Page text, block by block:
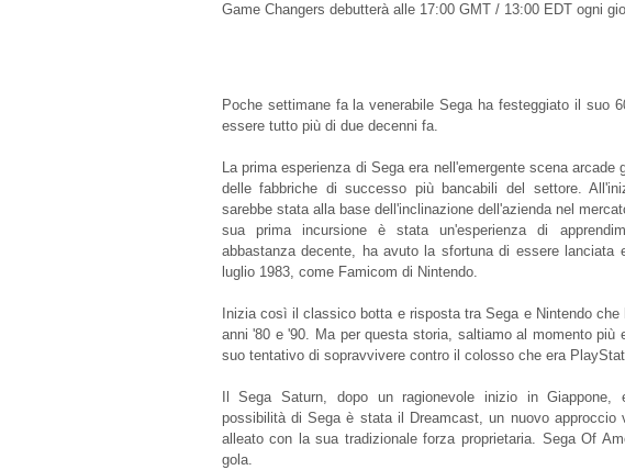
Game Changers debutterà alle 17:00 GMT / 13:00 EDT ogni
Poche settimane fa la venerabile Sega ha festeggiato il suo
essere tutto più di due decenni fa.
La prima esperienza di Sega era nell'emergente scena arcade
delle fabbriche di successo più bancabili del settore.
sarebbe stata alla base dell'inclinazione dell'azienda nel
sua prima incursione è stata un'esperienza di
abbastanza decente, ha avuto la sfortuna di essere lanciata
luglio 1983, come Famicom di Nintendo.
Inizia così il classico botta e risposta tra Sega e Nintendo che
anni '80 e '90. Ma per questa storia, saltiamo al momento più
suo tentativo di sopravvivere contro il colosso che era
Il Sega Saturn, dopo un ragionevole inizio in
possibilità di Sega è stata il Dreamcast, un nuovo approccio
alleato con la sua tradizionale forza proprietaria. Sega Of
gola.